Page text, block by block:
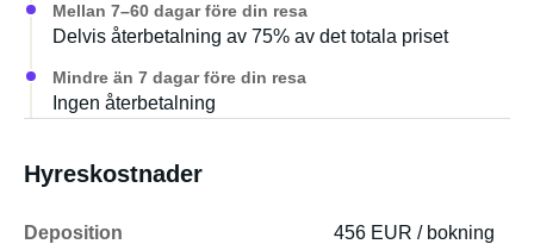
Mellan 7–60 dagar före din resa
Delvis återbetalning av 75% av det totala priset
Mindre än 7 dagar före din resa
Ingen återbetalning
Hyreskostnader
Deposition
456 EUR / bokning